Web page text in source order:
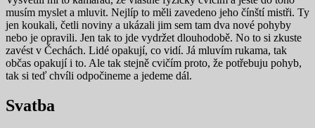
musím myslet a mluvit. Nejlíp to měli zavedeno jeho čínští mistři. Ty
jen koukali, četli noviny a ukázali jim sem tam dva nové pohyby
nebo je opravili. Jen tak to jde vydržet dlouhodobě. No to si zkuste
zavést v Čechách. Lidé opakují, co vidí. Já mluvím rukama, tak
občas opakují i to. Ale tak stejně cvičím proto, že potřebuju pohyb,
tak si teď chvíli odpočineme a jedeme dál.
Svatba